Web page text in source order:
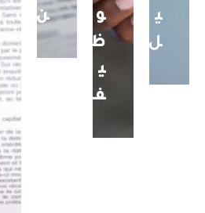
ي
ل
و
ظ
ي
ف
ن